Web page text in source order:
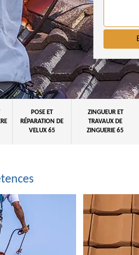
POSE ET
RÉPARATION DE
VELUX 65
ZINGUEUR ET
TRAVAUX DE
ZINGUERIE 65